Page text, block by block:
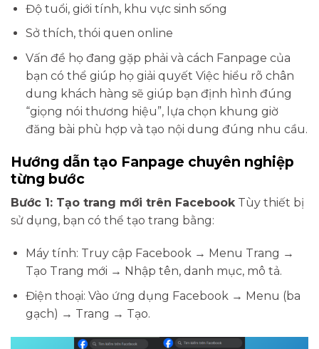
Độ tuổi, giới tính, khu vực sinh sống
Sở thích, thói quen online
Vấn đề họ đang gặp phải và cách Fanpage của
bạn có thể giúp họ giải quyết Việc hiểu rõ chân
dung khách hàng sẽ giúp bạn định hình đúng
“giọng nói thương hiệu”, lựa chọn khung giờ
đăng bài phù hợp và tạo nội dung đúng nhu cầu.
Hướng dẫn tạo Fanpage chuyên nghiệp
từng bước
Bước 1: Tạo trang mới trên FacebookTùy thiết bị
sử dụng, bạn có thể tạo trang bằng:
Máy tính: Truy cập Facebook → Menu Trang →
Tạo Trang mới → Nhập tên, danh mục, mô tả.
Điện thoại: Vào ứng dụng Facebook → Menu (ba
gạch) → Trang → Tạo.